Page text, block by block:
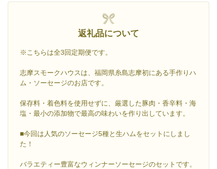
返礼品について
※こちらは全3回定期便です。
志摩スモークハウスは、福岡県糸島志摩初にある手作りハ
ム・ソーセージのお店です。
保存料・着色料を使用せずに、厳選した豚肉・香辛料・海
塩・最小の添加物で最高の味わいを作り出しています。
■今回は人気のソーセージ5種と生ハムをセットにしまし
た！
バラエティー豊富なウィンナーソーセージのセットです。